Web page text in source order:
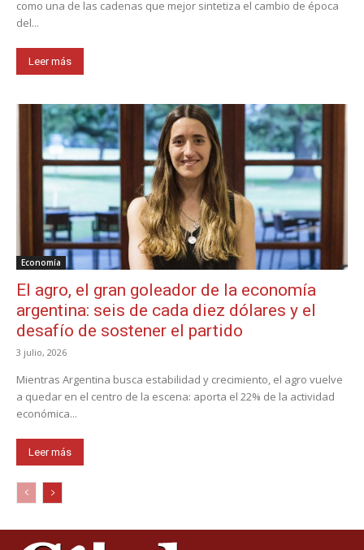
como una de las cadenas que mejor sintetiza el cambio de época
del...
Leer más
Economía
El agro, el gran goleador de la economía
argentina: seis de cada diez dólares y el
desafío de sostener el partido
3 julio, 2026
Mientras Argentina busca estabilidad y crecimiento, el agro vuelve
a quedar en el centro de la escena: aporta el 22% de la actividad
económica...
Leer más